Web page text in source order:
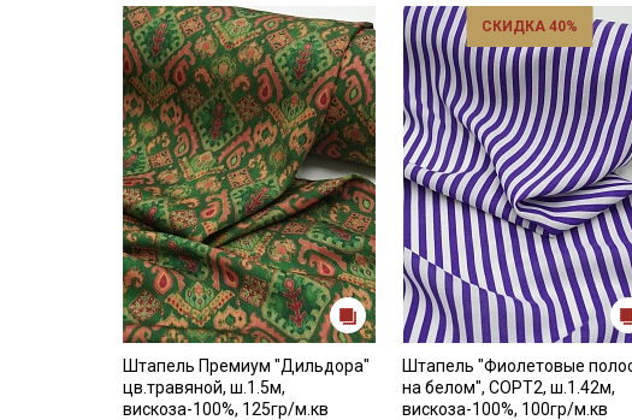
Штапель Премиум "Дильдора"
цв.травяной, ш.1.5м,
вискоза-100%, 125гр/м.кв
СКИДКА 40%
Штапель "Фиолетовые
на белом", СОРТ2, ш.1.42м,
вискоза-100%, 100гр/м.кв